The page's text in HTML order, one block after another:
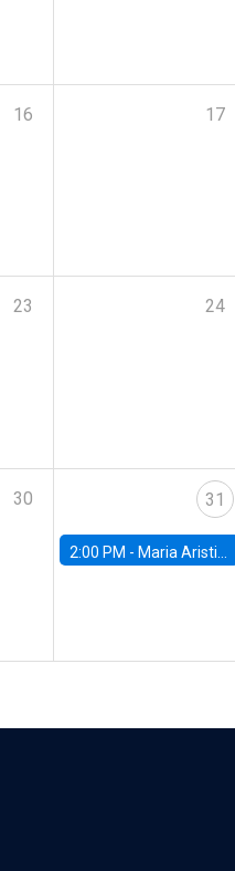
16 17
23 24
30 31
2:00 PM - Maria Aristizabal-Ramirez, FED Board